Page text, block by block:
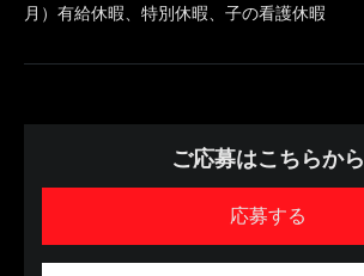
月）有給休暇、特別休暇、子の看護休暇
ご応募はこちらから
応募する